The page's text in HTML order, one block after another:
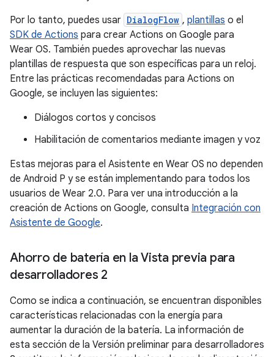
Por lo tanto, puedes usar DialogFlow , plantillas o el
SDK de Actions para crear Actions on Google para
Wear OS. También puedes aprovechar las nuevas
plantillas de respuesta que son específicas para un reloj.
Entre las prácticas recomendadas para Actions on
Google, se incluyen las siguientes:
Diálogos cortos y concisos
Habilitación de comentarios mediante imagen y voz
Estas mejoras para el Asistente en Wear OS no dependen
de Android P y se están implementando para todos los
usuarios de Wear 2.0. Para ver una introducción a la
creación de Actions on Google, consulta Integración con
Asistente de Google.
Ahorro de batería en la Vista previa para
desarrolladores 2
Como se indica a continuación, se encuentran disponibles
características relacionadas con la energía para
aumentar la duración de la batería. La información de
esta sección de la Versión preliminar para desarrolladores